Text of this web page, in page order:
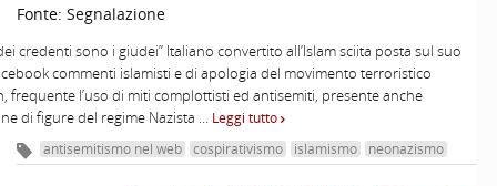
Fonte: Segnalazione
credenti sono i giudei” Italiano convertito all’Islam sciita posta sul suo
commenti islamisti e di apologia del movimento terroristico
frequente l’uso di miti complottisti ed antisemiti, presente anche
di figure del regime Nazista … Leggi tutto
antisemitismo nel web cospirativismo islamismo neonazismo